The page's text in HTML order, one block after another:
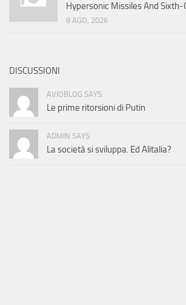
Hypersonic Missiles And
8 AGO, 2026
DISCUSSIONI
AVIOBLOG SAYS:
Le prime ritorsioni di Putin
ADMIN SAYS:
La società si sviluppa. Ed Alitalia?